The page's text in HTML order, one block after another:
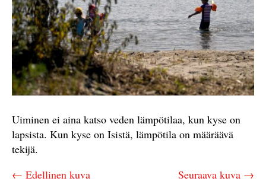
Uiminen ei aina katso veden lämpötilaa, kun kyse on
lapsista. Kun kyse on Isistä, lämpötila on määräävä
tekijä.
← Edellinen kuva
Seuraava kuva →